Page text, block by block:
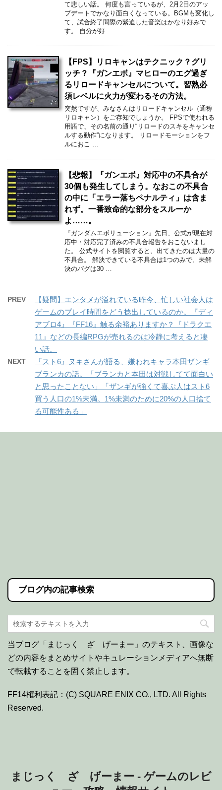
て悲しい話。 何度も言っているが、2月2日のアッ
プデートでかなり面白くなっている。BGMも変化し
て、試合終了間際の緊迫した音楽はかなり好みで
す。 自分が好 …
【FPS】リロキャンはテクニック？グリ
ッチ？『ガンエボ』マヒローのエグ過ぎ
るリロードキャンセルについて。習熟必
須レベルに火力が変わるその方法。
突然ですが、みなさんはリロードキャンセル（通称
リロキャン）をご存知でしょうか。 FPSで使われる
用語で、その名前の通り“リロードのスキをキャンセ
ルする動作”になります。 リロードモーションをフ
ルにおこ …
【悲報】『ガンエボ』対応中の不具合が
30個も発生してしまう。なおこの不具合
の中に「エラー落ちペナルティ」は含ま
れず。一番致命的な部分をスルーか
よ……。
『ガンダムエボリューション』先日、公式が現在対
応中・対応完了済みの不具合報告をおこないまし
た。 公式サイトを閲覧すると、出てきたのは大量の
不具合。 解決できている不具合は1つのみで、未解
決のバグは30 …
PREV
【疑問】エンタメが溢れている昨今、忙しい社会人は
ゲームのプレイ時間をどう捻出しているのか。『ディ
アブロ4』『FF16』触る余裕ありますか？『ドラクエ
11』などの長編RPGが売れるのは冷静に考えると凄
い話。
NEXT
『スト6』ヌキさんが語る、嫌われキャラ本田ザンギ
ブランカの話。「ブランカと本田は対戦してて面白い
と思ったことない」「ザンギが強くて喜ぶ人はスト6
買う人口の1%未満。1%未満のために20%の人口捨て
る可能性ある」
ブログ内の記事検索
当ブログ「まじっく ざ げーまー」のテキスト、画像な
どの内容をまとめサイトやキュレーションメディアへ無断
で転載することを固く禁止します。
FF14権利表記：(C) SQUARE ENIX CO., LTD. All Rights
Reserved.
まじっく ざ げーまー - ゲームのレビ